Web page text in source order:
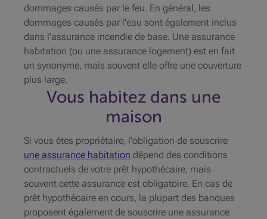
dommages causés par le feu. En général, les
dommages causés par l'eau sont également inclus
dans l'assurance incendie de base. Une assurance
habitation (ou une assurance logement) est en fait
un synonyme, mais souvent elle offre une couverture
plus large.
Vous habitez dans une
maison
Si vous êtes propriétaire, l'obligation de souscrire
une assurance habitation dépend des conditions
contractuels de votre prêt hypothécaire, mais
souvent cette assurance est obligatoire. En cas de
prêt hypothécaire en cours, la plupart des banques
proposent également de souscrire une assurance